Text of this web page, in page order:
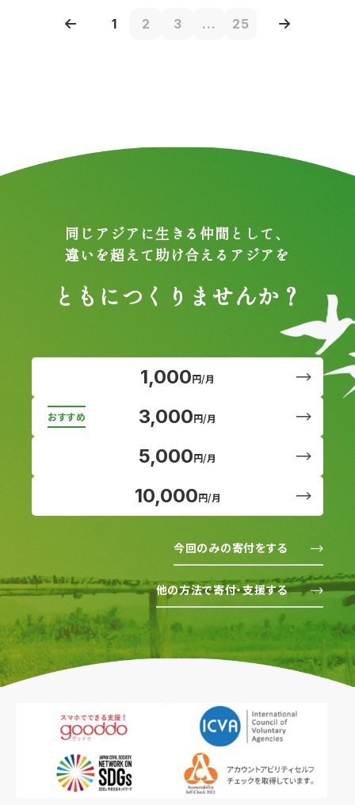
1 2 3 ... 25
同じアジアに生きる仲間として、
違いを超えて助け合えるアジアを
ともにつくりませんか？
1,000円/月
3,000円/月
5,000円/月
10,000円/月
今回のみの寄付をする
他の方法で寄付・支援する